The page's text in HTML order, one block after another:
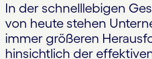
In der schnelllebigen
von heute stehen
immer größeren
hinsichtlich der